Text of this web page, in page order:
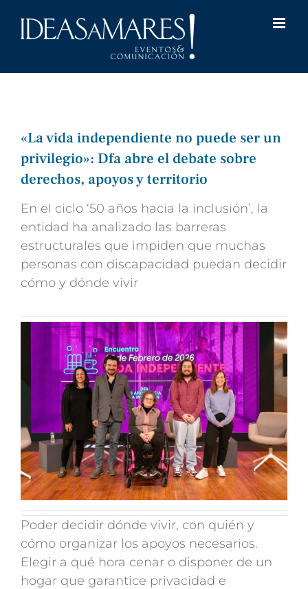
«La vida independiente no puede ser un
privilegio»: Dfa abre el debate sobre
derechos, apoyos y territorio
En el ciclo ‘50 años hacia la inclusión’, la
entidad ha analizado las barreras
estructurales que impiden que muchas
personas con discapacidad puedan decidir
cómo y dónde vivir
Poder decidir dónde vivir, con quién y
cómo organizar los apoyos necesarios.
Elegir a qué hora cenar o disponer de un
hogar que garantice privacidad e